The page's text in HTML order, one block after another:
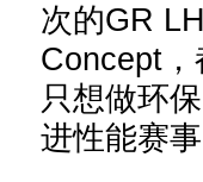
次的GR
Concept
只想做环
进性能赛